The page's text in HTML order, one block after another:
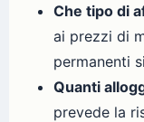
Che tipo di
ai prezzi di
permanenti
Quanti
prevede la